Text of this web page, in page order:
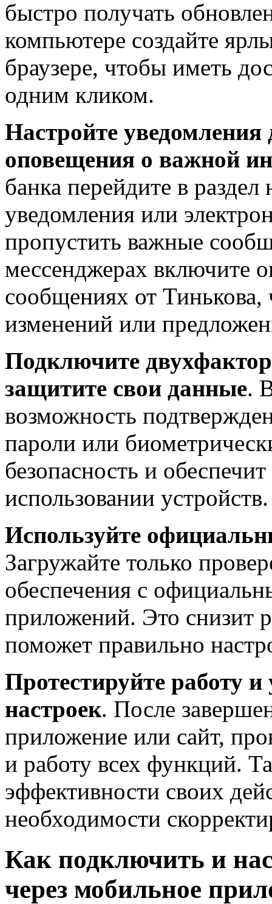
быстро получать
компьютере создайте
браузере, чтобы иметь
одним кликом.
Настройте уведомления
оповещения о важной
банка перейдите в
уведомления или
пропустить важные
мессенджерах включите
сообщениях от
изменений или
Подключите
защитите свои данные.
возможность
пароли или
безопасность и
использовании устройств.
Используйте
Загружайте только
обеспечения с
приложений. Это снизит
поможет правильно
Протестируйте работу
настроек. После
приложение или сайт,
и работу всех функций.
эффективности своих
необходимости
Как подключить и
через мобильное